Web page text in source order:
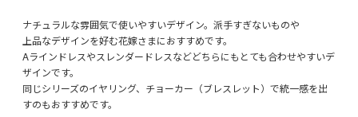
ナチュラルな雰囲気で使いやすいデザイン。派手すぎないものや
上品なデザインを好む花嫁さまにおすすめです。
Aラインドレスやスレンダードレスなどどちらにもとても合わせやすいデ
ザインです。
同じシリーズのイヤリング、チョーカー（ブレスレット）で統一感を出
すのもおすすめです。